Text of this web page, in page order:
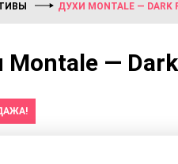
ДУХИ MONTALE —
Montale —